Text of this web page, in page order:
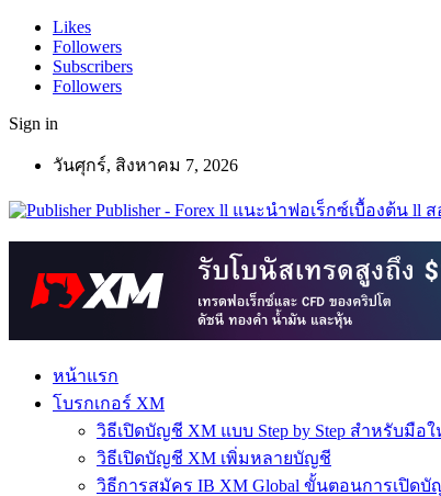
Likes
Followers
Subscribers
Followers
Sign in
วันศุกร์, สิงหาคม 7, 2026
Publisher - Forex ll แนะนำฟอเร็กซ์เบื้องต้น ll
หน้าแรก
โบรกเกอร์ XM
วิธีเปิดบัญชี XM แบบ Step by Step สำหรับมือใ
วิธีเปิดบัญชี XM เพิ่มหลายบัญชี
วิธีการสมัคร IB XM Global ขั้นตอนการเปิดบั